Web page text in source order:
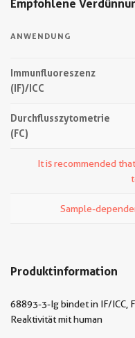
Empfohlene
ANWENDUNG
Immunfluoreszenz
(IF)/ICC
Durchflusszytometrie
(FC)
It is recommended
Sample-
Produktinformation
68893-3-Ig bindet in IF/ICC,
Reaktivität mit human